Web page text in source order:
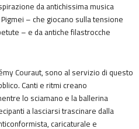
da antichissima musica
– che giocano sulla tensione
– e da antiche filastrocche
Couraut, sono al servizio di questo
Canti e ritmi creano
lo sciamano e la ballerina
a lasciarsi trascinare dalla
caricaturale e